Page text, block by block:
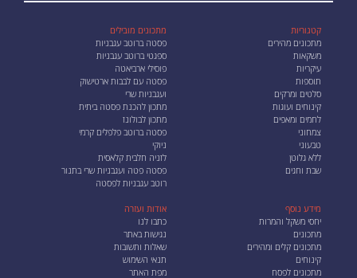
קטגוריות
מתכונים מהירים
משקאות
עיקריות
תוספות
סלטים ומרקים
קינוחים ועוגות
לחמים ומאפים
צמחוני
טבעוני
ללא גלוטן
שבת וחגים
מתכונים מובילים
פסטה ברוטב עגבניות
ספגטי ברוטב עגבניות
פוסילי ארביאטה
פסטה עם לבבות ארטישוק
ועגבניות שרי
מתכון להכנת פסטה ביתית
מתכון לבולונז
פסטה ברוטב פלפלים קרמי
ניוקי
לזניה חלבית קלאסית
פסטה פטה ועגבניות שרי בתנור
רוטב עגבניות לפסטה
מידע נוסף
יחסי משקל והמרות
מתכונים
מתכונים קלים ומהירים
קינוחים
מתכונים לפסח
אודות ועזרה
כתבו לנו
נגישות באתר
שאלות ותשובות
תנאי השימוש
מפת האתר